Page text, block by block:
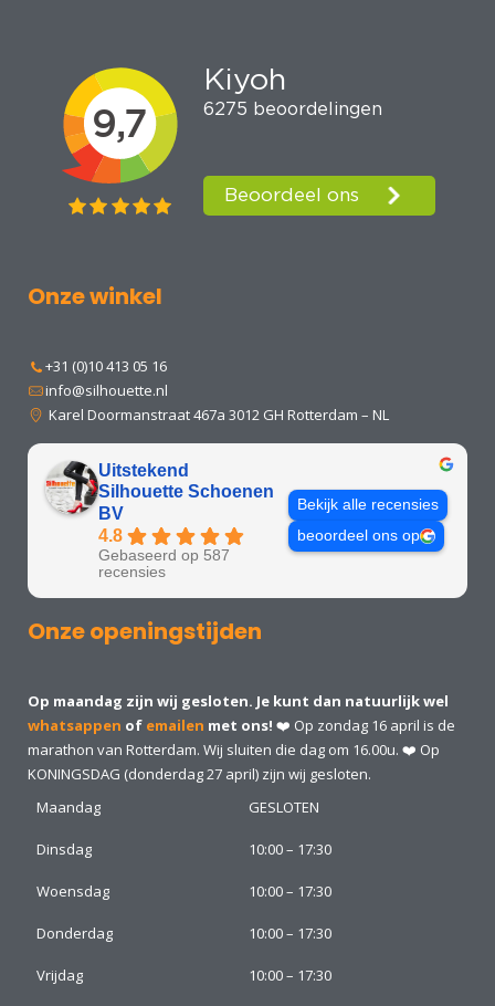
Onze winkel
+31 (0)10 413 05 16
info@silhouette.nl
Karel Doormanstraat 467a 3012 GH Rotterdam – NL
Uitstekend
Silhouette Schoenen
BV
4.8
Gebaseerd op 587
recensies
Bekijk alle recensies
beoordeel ons op
Onze openingstijden
Op maandag zijn wij gesloten. Je kunt dan natuurlijk wel
whatsappen of emailen met ons! ❤️ Op zondag 16 april is de
marathon van Rotterdam. Wij sluiten die dag om 16.00u. ❤️ Op
KONINGSDAG (donderdag 27 april) zijn wij gesloten.
Maandag
GESLOTEN
Dinsdag 10:00 – 17:30
Woensdag 10:00 – 17:30
Donderdag 10:00 – 17:30
Vrijdag 10:00 – 17:30